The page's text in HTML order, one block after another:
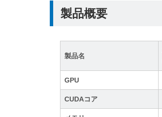
製品概要
製品名
GPU
CUDAコア